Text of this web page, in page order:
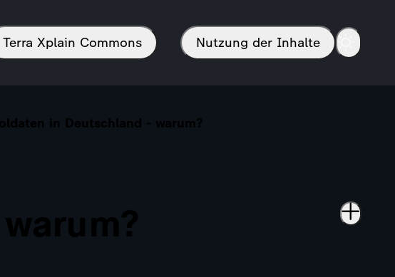
Terra Xplain Commons Nutzung der Inhalte
in Deutschland - warum?